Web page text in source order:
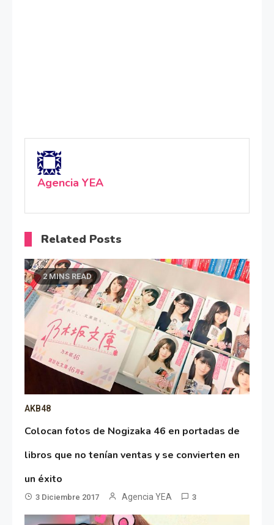
Agencia YEA
Related Posts
2 MINS READ
AKB48
Colocan fotos de Nogizaka 46 en portadas de
libros que no tenían ventas y se convierten en
un éxito
3 Diciembre 2017 Agencia YEA 3